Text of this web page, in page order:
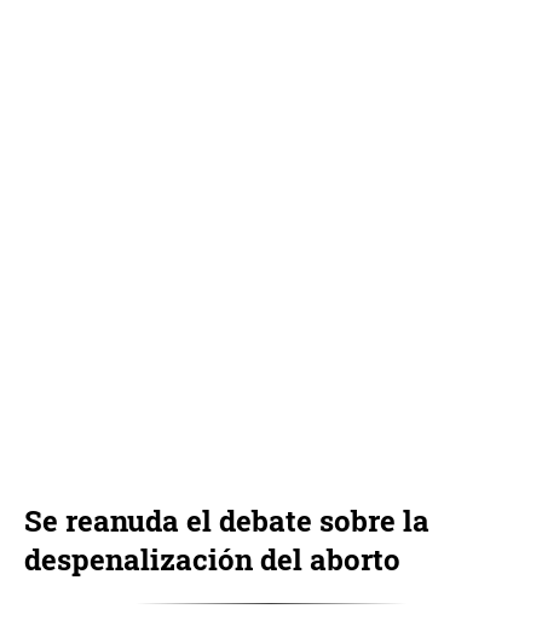
Se reanuda el debate sobre la
despenalización del aborto